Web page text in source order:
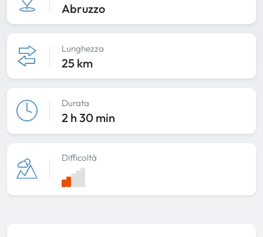
Abruzzo
Lunghezza
25 km
Durata
2 h 30 min
Difficoltà